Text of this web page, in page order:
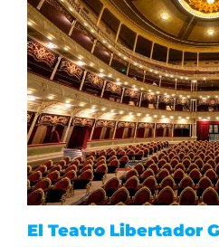
El Teatro Libertador